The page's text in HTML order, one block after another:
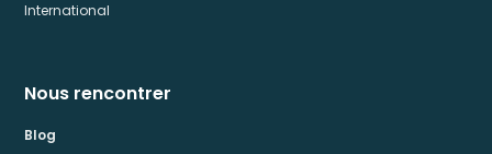
International
Nous rencontrer
Blog